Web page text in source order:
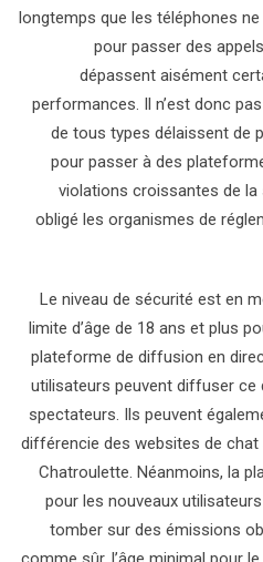
longtemps que les téléphones
pour passer des
dépassent aisément
performances. Il n’est donc
de tous types délaissent de
pour passer à des
violations croissantes de
obligé les organismes de
Le niveau de sécurité est en
limite d’âge de 18 ans et plus
plateforme de diffusion en
utilisateurs peuvent diffuser ce
spectateurs. Ils peuvent
différencie des websites de
Chatroulette. Néanmoins, la
pour les nouveaux
tomber sur des émissions